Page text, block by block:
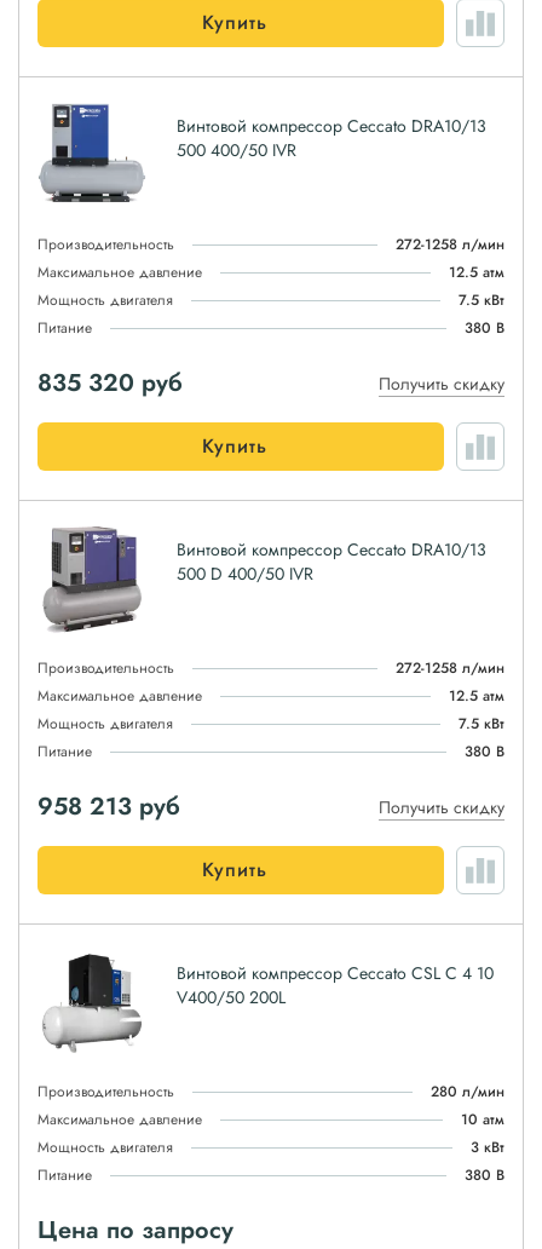
Купить
Винтовой компрессор Ceccato DRA10/13
500 400/50 IVR
Производительность
272-1258 л/мин
Максимальное давление
12.5 атм
Мощность двигателя
7.5 кВт
Питание
380 В
835 320 руб Получить скидку
Купить
Винтовой компрессор Ceccato DRA10/13
500 D 400/50 IVR
Производительность
272-1258 л/мин
Максимальное давление
12.5 атм
Мощность двигателя
7.5 кВт
Питание
380 В
958 213 руб Получить скидку
Купить
Винтовой компрессор Ceccato CSL C 4 10
V400/50 200L
Производительность
280 л/мин
Максимальное давление
10 атм
Мощность двигателя
3 кВт
Питание
380 В
Цена по запросу